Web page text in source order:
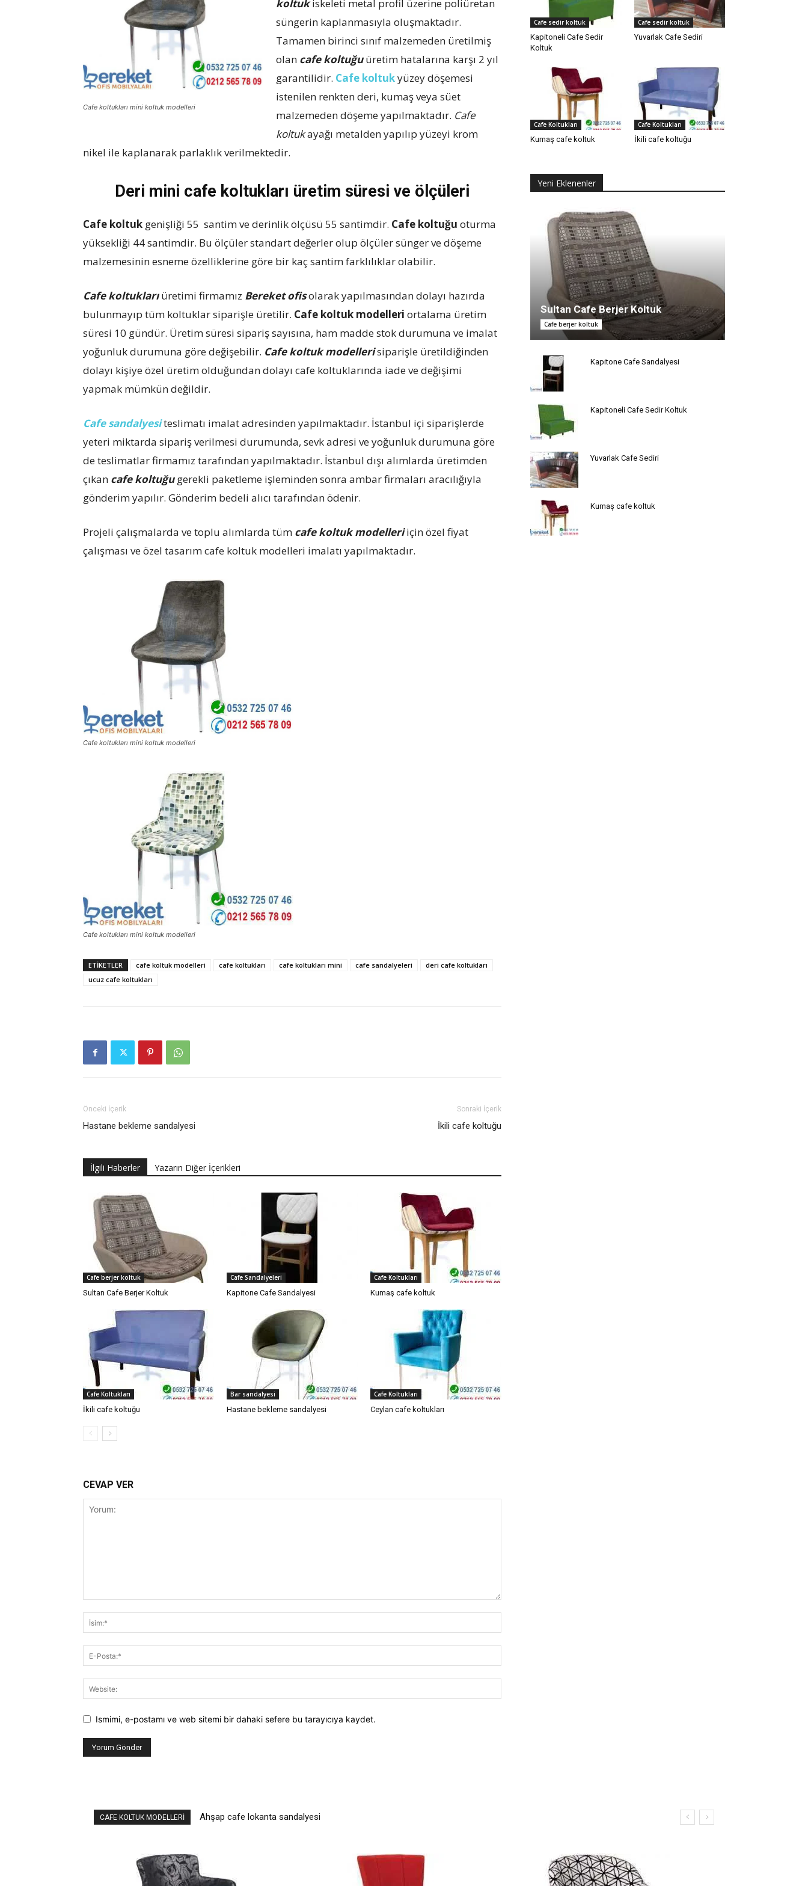
koltukları
Cafe koltukları mini koltuk modelleri
koltukiskeleti metal profil üzerine poliüretan
süngerin kaplanmasıyla oluşmaktadır.
Tamamen birinci sınıf malzemeden üretilmiş
olan cafe koltuğuüretim hatalarına karşı 2 yıl
garantilidir. Cafe koltukyüzey döşemesi
istenilen renkten deri, kumaş veya süet
malzemeden döşeme yapılmaktadır. Cafe
koltukayağı metalden yapılıp yüzeyi krom
nikel ile kaplanarak parlaklık verilmektedir.
Deri mini cafe koltukları üretim süresi ve ölçüleri
Cafe koltuk genişliği 55 santim ve derinlik ölçüsü 55 santimdir. Cafe koltuğu oturma
yüksekliği 44 santimdir. Bu ölçüler standart değerler olup ölçüler sünger ve döşeme
malzemesinin esneme özelliklerine göre bir kaç santim farklılıklar olabilir.
Cafe koltuklarıüretimi firmamız Bereket ofisolarak yapılmasından dolayı hazırda
bulunmayıp tüm koltuklar siparişle üretilir. Cafe koltuk modelleri ortalama üretim
süresi 10 gündür. Üretim süresi sipariş sayısına, ham madde stok durumuna ve imalat
yoğunluk durumuna göre değişebilir. Cafe koltuk modellerisiparişle üretildiğinden
dolayı kişiye özel üretim olduğundan dolayı cafe koltuklarında iade ve değişimi
yapmak mümkün değildir.
Cafe sandalyesiteslimatı imalat adresinden yapılmaktadır. İstanbul içi siparişlerde
yeteri miktarda sipariş verilmesi durumunda, sevk adresi ve yoğunluk durumuna göre
de teslimatlar firmamız tarafından yapılmaktadır. İstanbul dışı alımlarda üretimden
çıkan cafe koltuğugerekli paketleme işleminden sonra ambar firmaları aracılığıyla
gönderim yapılır. Gönderim bedeli alıcı tarafından ödenir.
Projeli çalışmalarda ve toplu alımlarda tüm cafe koltuk modelleriiçin özel fiyat
çalışması ve özel tasarım cafe koltuk modelleri imalatı yapılmaktadır.
Cafe koltukları mini koltuk modelleri
Cafe koltukları mini koltuk modelleri
ETIKETLER cafe koltuk modelleri cafe koltukları cafe koltukları mini cafe sandalyeleri
deri cafe koltukları
ucuz cafe koltukları
Önceki İçerik
Hastane bekleme sandalyesi
Sonraki İçerik
İkili cafe koltuğu
İlgili Haberler Yazarın Diğer İçerikleri
Cafe berjer koltuk
Sultan Cafe Berjer Koltuk
Cafe Sandalyeleri
Kapitone Cafe Sandalyesi
Cafe Koltukları
Kumaş cafe koltuk
Cafe Koltukları
İkili cafe koltuğu
Bar sandalyesi
Hastane bekleme sandalyesi
Cafe Koltukları
Ceylan cafe koltukları
CEVAP VER
Ismimi, e-postamı ve web sitemi bir dahaki sefere bu tarayıcıya kaydet.
Cafe sedir koltuk
Kapitoneli Cafe Sedir
Koltuk
Cafe sedir koltuk
Yuvarlak Cafe Sediri
Cafe Koltukları
Kumaş cafe koltuk
Cafe Koltukları
İkili cafe koltuğu
Yeni Eklenenler
Sultan Cafe Berjer Koltuk
Cafe berjer koltuk
Kapitone Cafe Sandalyesi
Kapitoneli Cafe Sedir Koltuk
Yuvarlak Cafe Sediri
Kumaş cafe koltuk
CAFE KOLTUK MODELLERI Ahşap cafe lokanta sandalyesi